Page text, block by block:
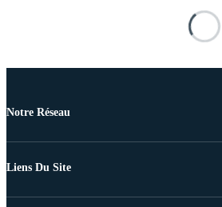
Notre Réseau
Liens Du Site